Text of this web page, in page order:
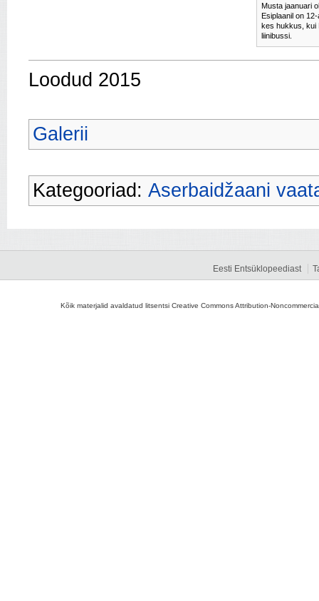
Musta jaanuari
Esiplaanil on
kes hukkus, kui
liinibussi.
Loodud 2015
Galerii
Kategooriad: Aserbaidžaani
Eesti Entsüklopeediast
Kõik materjalid avaldatud litsentsi Creative Commons Attribution-